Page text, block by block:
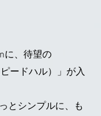
に、待望の
ピードハル）」が入
とシンプルに、も